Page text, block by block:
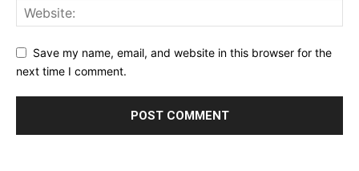
Save my name, email, and website in this browser for the
next time I comment.